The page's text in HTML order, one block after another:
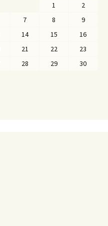
1
2
7 8
9
14 15
16
21 22
23
28 29
30